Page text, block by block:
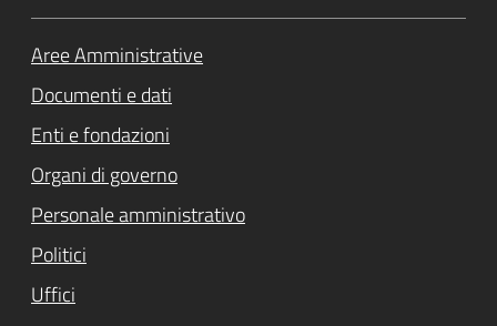
Aree Amministrative
Documenti e dati
Enti e fondazioni
Organi di governo
Personale amministrativo
Politici
Uffici